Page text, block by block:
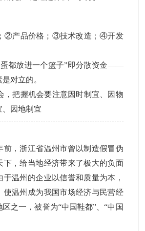
②产品价格；③技术改造；④开发
蛋都放进一个篮子”即分散资金——
对立的。
，把握机会要注意因时制宜、因物
、因地制宜
前，浙江省温州市曾以制造假冒伪
下，给当地经济带来了极大的负面
于温州的企业以信誉和质量为本，
使温州成为我国市场经济与民营经
之一，被誉为“中国鞋都”、“中国